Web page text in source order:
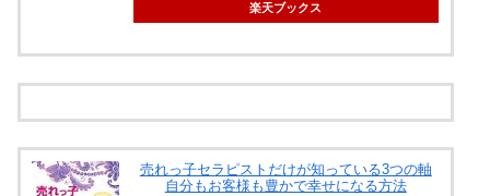
楽天ブックス
売れっ子セラピストだけが知っている3つの軸
自分もお客様も豊かで幸せになる方法